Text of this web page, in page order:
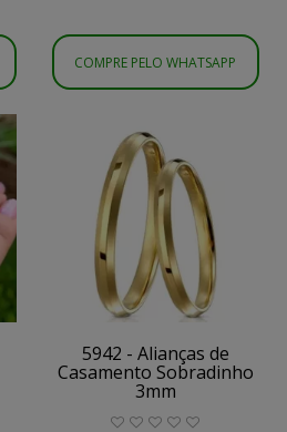
COMPRE PELO WHATSAPP
5942 - Alianças de
Casamento Sobradinho
3mm